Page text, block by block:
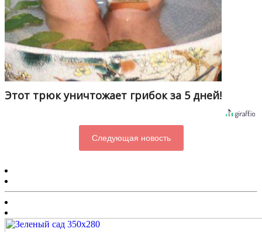
Этот трюк уничтожает грибок за 5 дней!
Следующая новость